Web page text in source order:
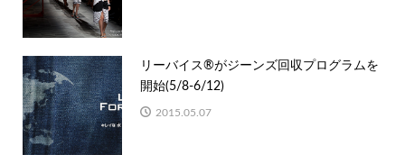
リーバイス®がジーンズ回収プログラムを
開始(5/8-6/12)
2015.05.07